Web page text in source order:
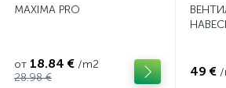
MAXIMA PRO
от 18.84 € /m2
28.98 €
49 € /